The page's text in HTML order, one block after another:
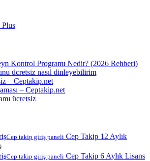
Plus
Kontrol Programı Nedir? (2026 Rehberi)
ücretsiz nasıl dinleyebilirim
– Ceptakip.net
– Ceptakip.net
ücretsiz
Cep takip giriş paneli Cep Takip 12 Aylık
Cep takip giriş paneli Cep Takip 6 Aylık Lisans